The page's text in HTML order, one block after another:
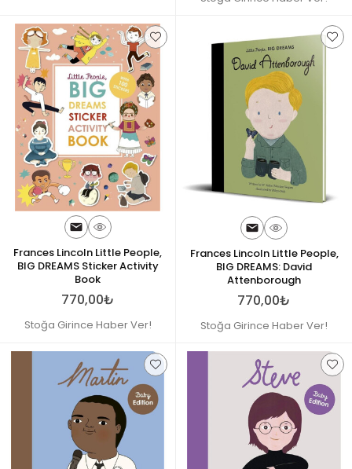
Frances Lincoln Little People,
BIG DREAMS Sticker Activity
Book
770,00₺
Stoğa Girince Haber Ver!
Frances Lincoln Little People,
BIG DREAMS: David
Attenborough
770,00₺
Stoğa Girince Haber Ver!